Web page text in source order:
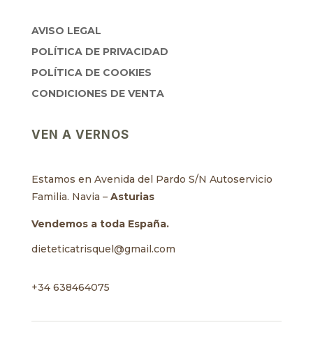
AVISO LEGAL
POLÍTICA DE PRIVACIDAD
POLÍTICA DE COOKIES
CONDICIONES DE VENTA
VEN A VERNOS
Estamos en Avenida del Pardo S/N Autoservicio
Familia. Navia – Asturias
Vendemos a toda España.
dieteticatrisquel@gmail.com
+34 638464075